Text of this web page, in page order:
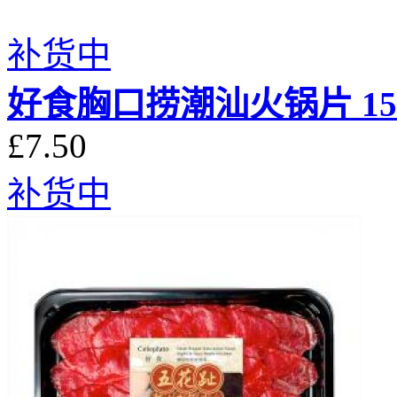
补货中
好食胸口捞潮汕火锅片
£7.50
补货中